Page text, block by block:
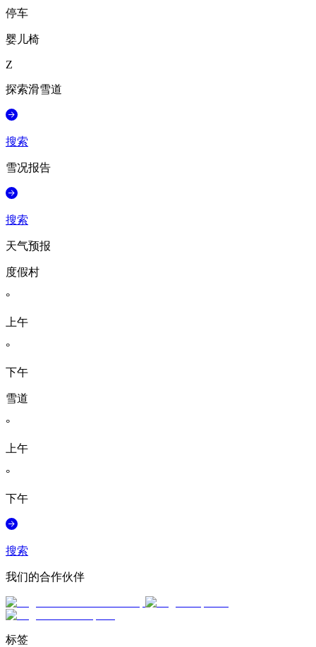
停车
婴儿椅
Z
探索滑雪道
搜索
雪况报告
搜索
天气预报
度假村
°
上午
°
下午
雪道
°
上午
°
下午
搜索
我们的合作伙伴
标签